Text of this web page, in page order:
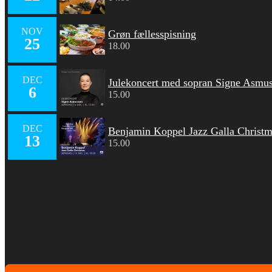
NOV
25
Grøn fællesspisning
18.00
DEC
6
Julekoncert med sopran Signe
15.00
DEC
13
Benjamin Koppel Jazz Galla
15.00